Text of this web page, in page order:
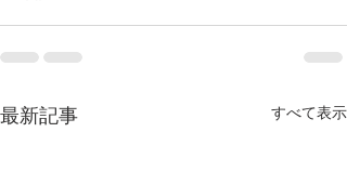
最新記事 すべて表示